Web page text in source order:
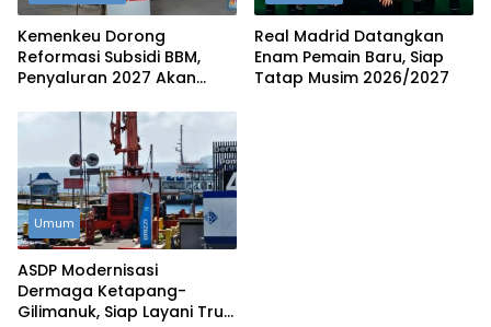
Kemenkeu Dorong
Reformasi Subsidi BBM,
Penyaluran 2027 Akan
Real Madrid Datangkan
Enam Pemain Baru, Siap
Tatap Musim 2026/2027
Umum
ASDP Modernisasi
Dermaga Ketapang-
Gilimanuk, Siap Layani Truk